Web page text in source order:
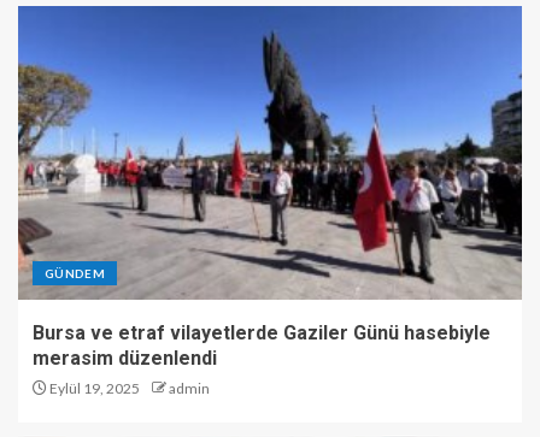
GÜNDEM
Bursa ve etraf vilayetlerde Gaziler Günü hasebiyle
merasim düzenlendi
Eylül 19, 2025 admin